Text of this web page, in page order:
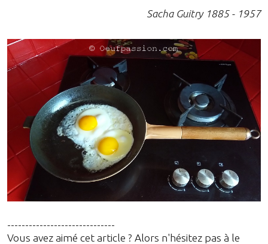
Sacha Guitry 1885 - 1957
------------------------------
Vous avez aimé cet article ? Alors n'hésitez pas à le